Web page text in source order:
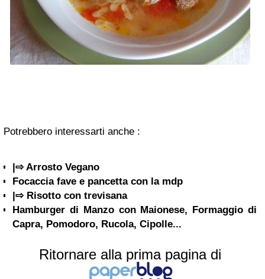
Potrebbero interessarti anche :
|⇨ Arrosto Vegano
Focaccia fave e pancetta con la mdp
|⇨ Risotto con trevisana
Hamburger di Manzo con Maionese, Formaggio di
Capra, Pomodoro, Rucola, Cipolle...
Ritornare alla prima pagina di